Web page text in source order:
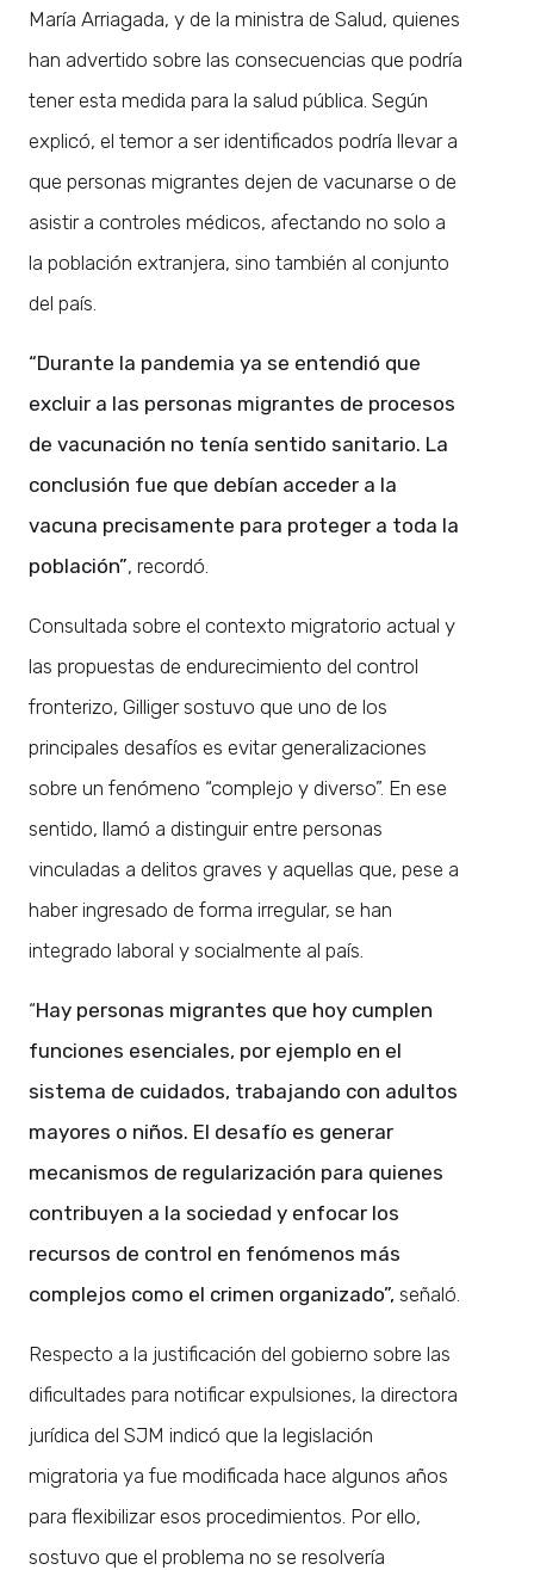
María Arriagada, y de la ministra de Salud, quienes
han advertido sobre las consecuencias que podría
tener esta medida para la salud pública. Según
explicó, el temor a ser identificados podría llevar a
que personas migrantes dejen de vacunarse o de
asistir a controles médicos, afectando no solo a
la población extranjera, sino también al conjunto
del país.
“Durante la pandemia ya se entendió que
excluir a las personas migrantes de procesos
de vacunación no tenía sentido sanitario. La
conclusión fue que debían acceder a la
vacuna precisamente para proteger a toda la
población”, recordó.
Consultada sobre el contexto migratorio actual y
las propuestas de endurecimiento del control
fronterizo, Gilliger sostuvo que uno de los
principales desafíos es evitar generalizaciones
sobre un fenómeno “complejo y diverso”. En ese
sentido, llamó a distinguir entre personas
vinculadas a delitos graves y aquellas que, pese a
haber ingresado de forma irregular, se han
integrado laboral y socialmente al país.
“Hay personas migrantes que hoy cumplen
funciones esenciales, por ejemplo en el
sistema de cuidados, trabajando con adultos
mayores o niños. El desafío es generar
mecanismos de regularización para quienes
contribuyen a la sociedad y enfocar los
recursos de control en fenómenos más
complejos como el crimen organizado”, señaló.
Respecto a la justificación del gobierno sobre las
dificultades para notificar expulsiones, la directora
jurídica del SJM indicó que la legislación
migratoria ya fue modificada hace algunos años
para flexibilizar esos procedimientos. Por ello,
sostuvo que el problema no se resolvería